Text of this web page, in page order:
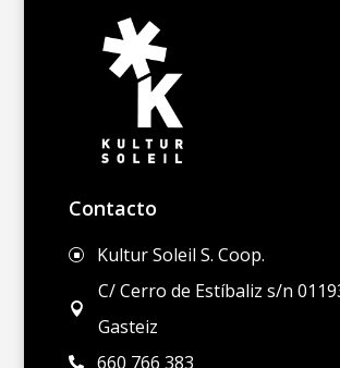
Contacto
] Kultur Soleil S. Coop.

C/ Cerro de Estíbaliz s/n
Gasteiz
 660 766 383